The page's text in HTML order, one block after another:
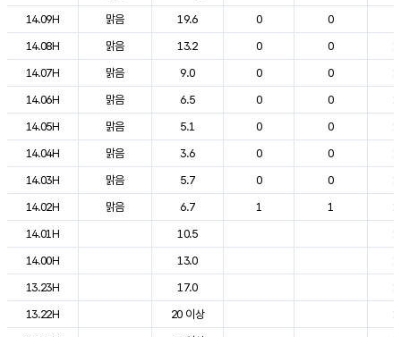
14.09H
맑음 19.6 0 0
14.08H
맑음 13.2 0 0
14.07H
맑음 9.0 0 0
14.06H
맑음 6.5 0 0
14.05H
맑음 5.1 0 0
14.04H
맑음 3.6 0 0
14.03H
맑음 5.7 0 0
14.02H
맑음 6.7 1 1
14.01H
10.5
14.00H
13.0
13.23H
17.0
13.22H
20 이상